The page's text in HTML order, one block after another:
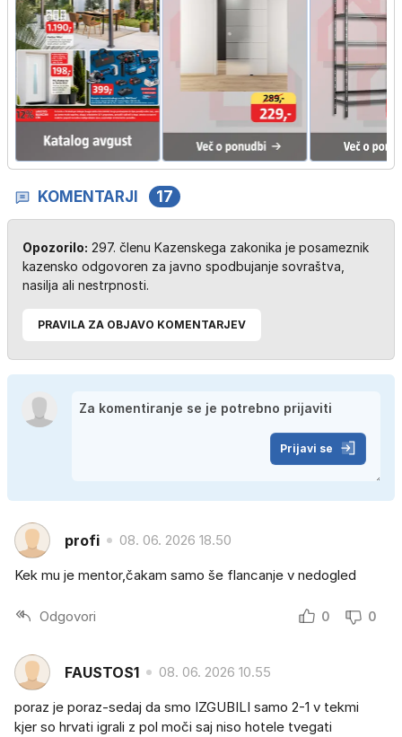
KOMENTARJI 17
Opozorilo: 297. členu Kazenskega zakonika je posameznik
kazensko odgovoren za javno spodbujanje sovraštva,
nasilja ali nestrpnosti.
PRAVILA ZA OBJAVO KOMENTARJEV
Prijavi se
profi 08. 06. 2026 18.50
Kek mu je mentor,čakam samo še flancanje v nedogled
Odgovori 0 0
FAUSTOS1 08. 06. 2026 10.55
poraz je poraz-sedaj da smo IZGUBILI samo 2-1 v tekmi
kjer so hrvati igrali z pol moči saj niso hotele tvegati